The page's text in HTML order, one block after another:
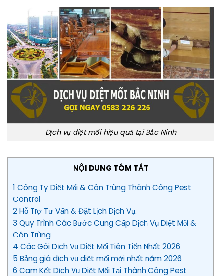
Dịch vụ diệt mối hiệu quả tại Bắc Ninh
NỘI DUNG TÓM TẮT
1 Công Ty Diệt Mối & Côn Trùng Thành Công Pest
Control
2 Hỗ Trợ Tư Vấn & Đặt Lịch Dịch Vụ.
3 Quy Trình Các Bước Cung Cấp Dịch Vụ Diệt Mối &
Côn Trùng
4 Các Gói Dịch Vụ Diệt Mối Tiên Tiến Nhất 2026
5 Bảng giá dịch vụ diệt mối mới nhất năm 2026
6 Cam Kết Dịch Vụ Diệt Mối Tại Thành Công Pest